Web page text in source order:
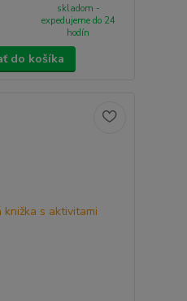
skladom -
expedujeme do 24
hodín
do košíka